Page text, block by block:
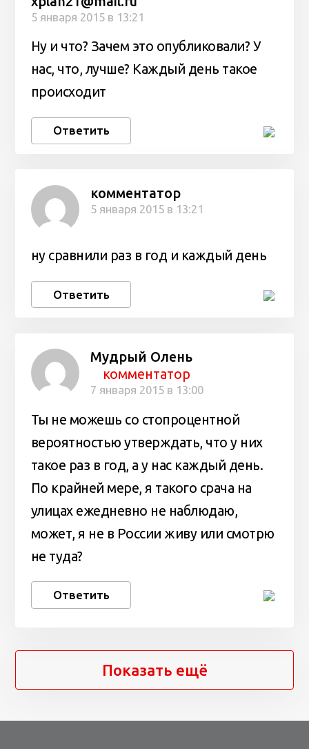
5 января 2015 в 13:21
Ну и что? Зачем это опубликовали? У
нас, что, лучше? Каждый день такое
происходит
Ответить
комментатор
5 января 2015 в 13:21
ну сравнили раз в год и каждый день
Ответить
Мудрый Олень
комментатор
7 января 2015 в 13:00
Ты не можешь со стопроцентной
вероятностью утверждать, что у них
такое раз в год, а у нас каждый день.
По крайней мере, я такого срача на
улицах ежедневно не наблюдаю,
может, я не в России живу или смотрю
не туда?
Ответить
Показать ещё